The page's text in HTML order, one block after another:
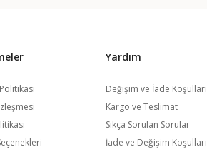
Yardım
Değişim ve İade Koşulları
Kargo ve Teslimat
Sıkça Sorulan Sorular
İade ve Değişim Koşulları